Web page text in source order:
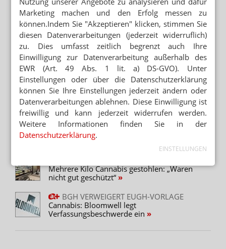
Marketing machen und den Erfolg messen zu
können.Indem Sie "Akzeptieren" klicken, stimmen Sie
diesen Datenverarbeitungen (jederzeit widerruflich)
zu. Dies umfasst zeitlich begrenzt auch Ihre
Einwilligung zur Datenverarbeitung außerhalb des
EWR (Art. 49 Abs. 1 lit. a) DS-GVO). Unter
Einstellungen oder über die Datenschutzerklärung
können Sie Ihre Einstellungen jederzeit ändern oder
Datenverarbeitungen ablehnen. Diese Einwilligung ist
freiwillig und kann jederzeit widerrufen werden.
Weitere Informationen finden Sie in der
Datenschutzerklärung.
EINSTELLUNGEN
Eigenbedarf geht, sondern um professionalisierte
Tätergruppen, die das Diebesgut weiterverkaufen
möchten. „Dass es sich hierbei um wirtschaftlich
massive Ereignisse für die betroffenen Apotheken
handelt und die Patientenversorgung zunächst gestört
sein kann, nehmen die Täter billigend in Kauf“, stellt
Rausch klar.
Individuelle Risikosituation
Wieviel cannabisabgebende Apotheken in
Sicherungsmaßnahmen investieren müssten, um
überhaupt versicherbar zu sein, lasse sich pauschal
nicht beziffern, so Rausch, und könne nach einer
„Entscheidend sind die baulichen Gegebenheiten und
die individuelle Risikosituation vor Ort“, weiß er.
„Grundsätzlich sind gute mechanische Sicherungen an
Türen und Fenstern sowie eine zugelassene
Einbruchmeldeanlage im Bereich Einbruchdiebstahl
E-MAIL ADRESSE
Jetzt abonnieren
Hinweis zum Newsletter & Datenschutz
Lesen Sie auch
APOTHEKEN IM VISIER
Cannabis-Apotheke bestohlen: 1 Million Euro
Schaden
DIEBE NICHT REINLASSEN
Einbrüche: Cannabis-Apotheken im Visier
Mehrere Kilo Cannabis gestohlen: „Waren
nicht gut geschützt“
BGH VERWEIGERT EUGH-VORLAGE
Cannabis: Bloomwell legt
Verfassungsbeschwerde ein